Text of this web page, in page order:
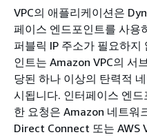
VPC의 애플리케이션은
페이스 엔드포인트를 사용
퍼블릭 IP 주소가 필요하
인트는 Amazon VPC의 서
당된 하나 이상의 탄력적
시됩니다. 인터페이스 엔
한 요청은 Amazon 네트워
Direct Connect 또는